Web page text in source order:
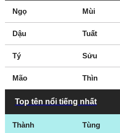
Ngọ Mùi
Dậu Tuất
Tý Sửu
Mão Thìn
Top tên nổi tiếng nhất
Thành Tùng